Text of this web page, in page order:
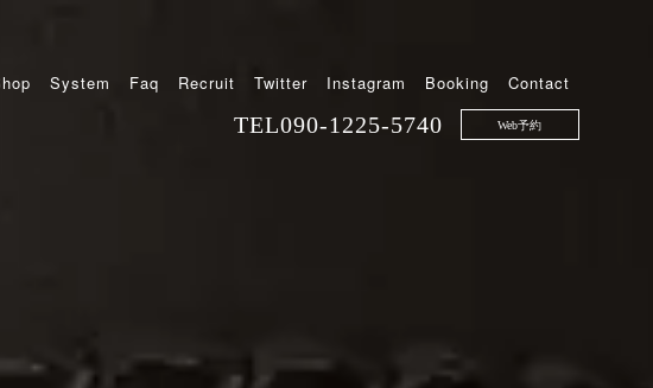
System Faq Recruit Twitter Instagram Booking Contact
TEL090-1225-5740 Web予約